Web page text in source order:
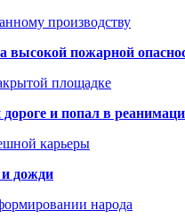
производству
высокой пожарной
площадке
и попал в
карьеры
и дожди
народа